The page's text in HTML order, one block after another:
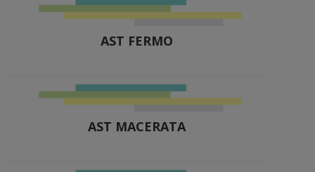
AST FERMO
AST MACERATA